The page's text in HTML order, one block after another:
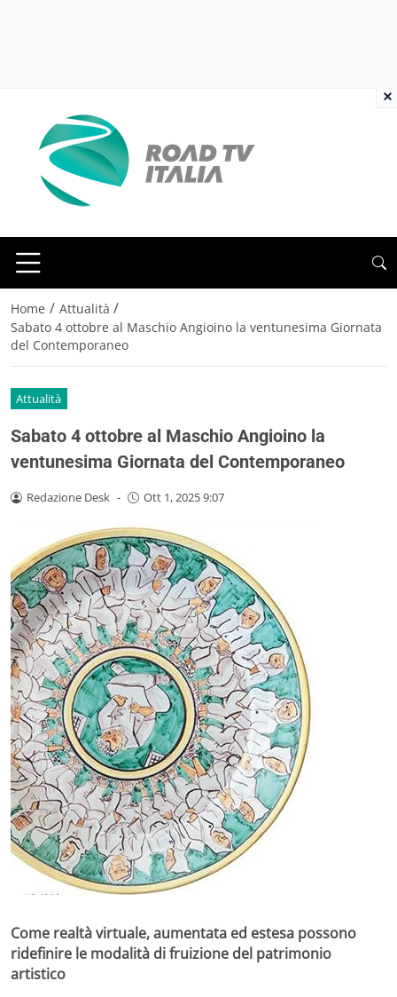
Home / Attualità /
Sabato 4 ottobre al Maschio Angioino la ventunesima Giornata
del Contemporaneo
Attualità
Sabato 4 ottobre al Maschio Angioino la
ventunesima Giornata del Contemporaneo
Redazione Desk - Ott 1, 2025 9:07
Come realtà virtuale, aumentata ed estesa possono
ridefinire le modalità di fruizione del patrimonio
artistico
×